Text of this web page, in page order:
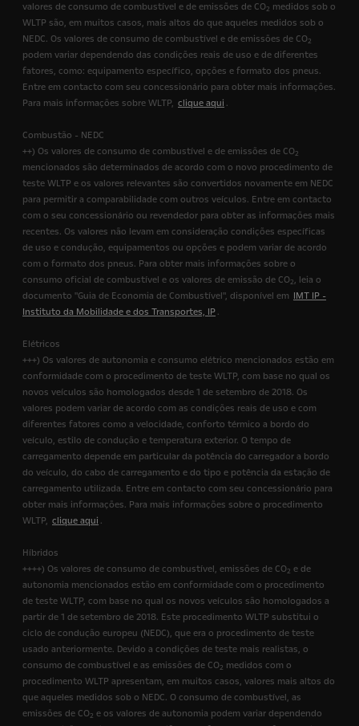
valores de consumo de combustível e de emissões de CO2 medidos sob o
WLTP são, em muitos casos, mais altos do que aqueles medidos sob o
NEDC. Os valores de consumo de combustível e de emissões de CO2
podem variar dependendo das condições reais de uso e de diferentes
fatores, como: equipamento específico, opções e formato dos pneus.
Entre em contacto com seu concessionário para obter mais informações.
Para mais informações sobre WLTP, clique aqui .
Combustão - NEDC
++) Os valores de consumo de combustível e de emissões de CO2
mencionados são determinados de acordo com o novo procedimento de
teste WLTP e os valores relevantes são convertidos novamente em NEDC
para permitir a comparabilidade com outros veículos. Entre em contacto
com o seu concessionário ou revendedor para obter as informações mais
recentes. Os valores não levam em consideração condições específicas
de uso e condução, equipamentos ou opções e podem variar de acordo
com o formato dos pneus. Para obter mais informações sobre o
consumo oficial de combustível e os valores de emissão de CO2, leia o
documento "Guia de Economia de Combustível", disponível em IMT IP -
Instituto da Mobilidade e dos Transportes, IP .
Elétricos
+++) Os valores de autonomia e consumo elétrico mencionados estão em
conformidade com o procedimento de teste WLTP, com base no qual os
novos veículos são homologados desde 1 de setembro de 2018. Os
valores podem variar de acordo com as condições reais de uso e com
diferentes fatores como a velocidade, conforto térmico a bordo do
veículo, estilo de condução e temperatura exterior. O tempo de
carregamento depende em particular da potência do carregador a bordo
do veículo, do cabo de carregamento e do tipo e potência da estação de
carregamento utilizada. Entre em contacto com seu concessionário para
obter mais informações. Para mais informações sobre o procedimento
WLTP, clique aqui .
Híbridos
++++) Os valores de consumo de combustível, emissões de CO2 e de
autonomia mencionados estão em conformidade com o procedimento
de teste WLTP, com base no qual os novos veículos são homologados a
partir de 1 de setembro de 2018. Este procedimento WLTP substitui o
ciclo de condução europeu (NEDC), que era o procedimento de teste
usado anteriormente. Devido a condições de teste mais realistas, o
consumo de combustível e as emissões de CO2 medidos com o
procedimento WLTP apresentam, em muitos casos, valores mais altos do
que aqueles medidos sob o NEDC. O consumo de combustível, as
emissões de CO2 e os valores de autonomia podem variar dependendo